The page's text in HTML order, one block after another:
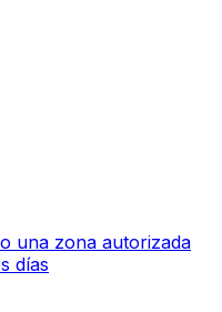
una zona autorizada
días